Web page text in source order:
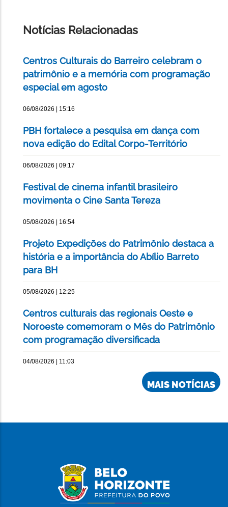
Notícias Relacionadas
Centros Culturais do Barreiro celebram o
patrimônio e a memória com programação
especial em agosto
06/08/2026 | 15:16
PBH fortalece a pesquisa em dança com
nova edição do Edital Corpo-Território
06/08/2026 | 09:17
Festival de cinema infantil brasileiro
movimenta o Cine Santa Tereza
05/08/2026 | 16:54
Projeto Expedições do Patrimônio destaca a
história e a importância do Abílio Barreto
para BH
05/08/2026 | 12:25
Centros culturais das regionais Oeste e
Noroeste comemoram o Mês do Patrimônio
com programação diversificada
04/08/2026 | 11:03
MAIS NOTÍCIAS